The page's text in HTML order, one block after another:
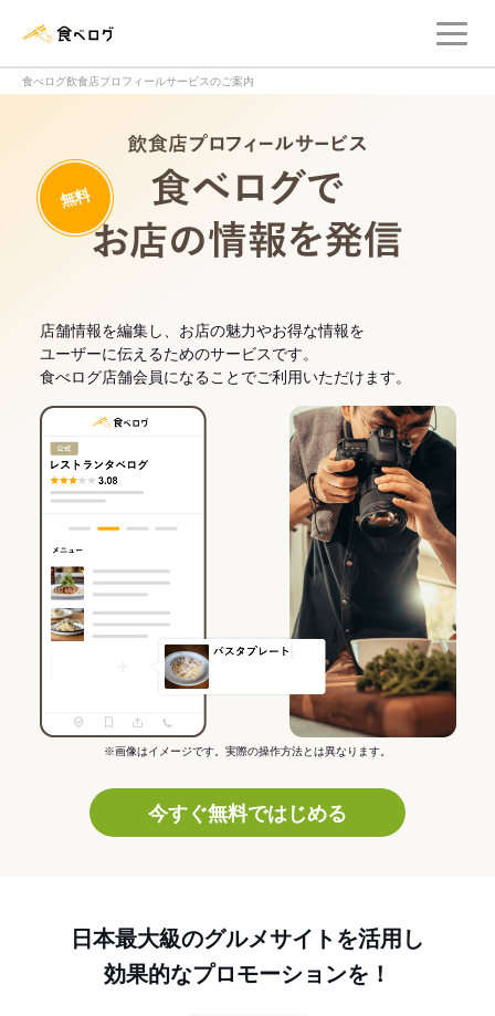
食べログ飲食店プロフィールサービスのご案内
無料
店舗情報を編集し、お店の魅力やお得な情報を
ユーザーに伝えるためのサービスです。
食べログ店舗会員になることでご利用いただけます。
※画像はイメージです。実際の操作方法とは異なります。
今すぐ無料ではじめる
日本最大級のグルメサイトを活用し
効果的なプロモーションを！